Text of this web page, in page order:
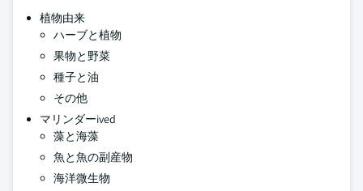
植物由来
ハーブと植物
果物と野菜
種子と油
その他
マリンダーived
藻と海藻
魚と魚の副産物
海洋微生物